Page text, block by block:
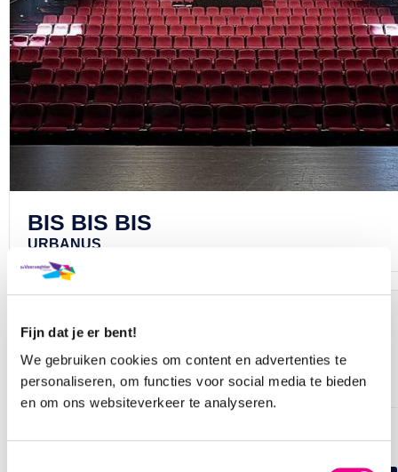
Fijn dat je er bent!
We gebruiken cookies om content en advertenties te
personaliseren, om functies voor social media te bieden
en om ons websiteverkeer te analyseren.
BIS BIS BIS
URBANUS
Hoeveel kaarten wil je bestellen?